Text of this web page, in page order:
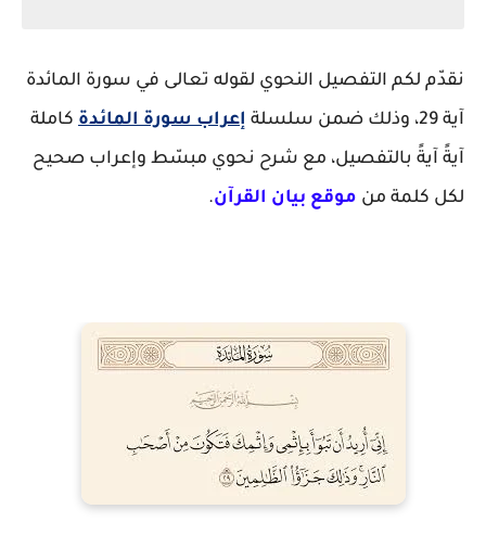
نقدّم لكم التفصيل النحوي لقوله تعالى في سورة المائدة
آية 29، وذلك ضمن سلسلة
إعراب سورة المائدة كاملة
آيةً آيةً بالتفصيل، مع شرح نحوي مبسّط وإعراب صحيح
لكل كلمة من موقع بيان القرآن.